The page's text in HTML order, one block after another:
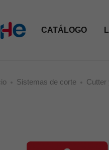
CATÁLOGO
Sistemas de corte Cutter